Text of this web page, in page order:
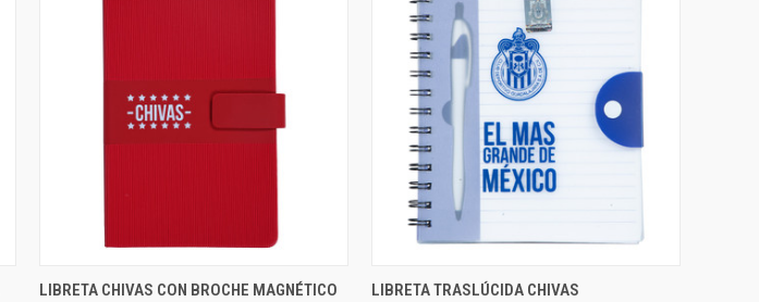
QUICK VIEW VIEW OPTIONS
LIBRETA CHIVAS CON BROCHE MAGNÉTICO
QUICK VIEW VIEW OPTIONS
LIBRETA TRASLÚCIDA CHIVAS